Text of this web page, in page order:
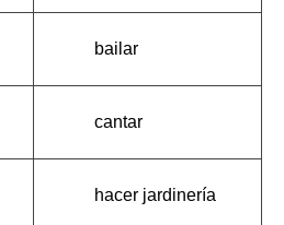
bailar
cantar
hacer jardinería